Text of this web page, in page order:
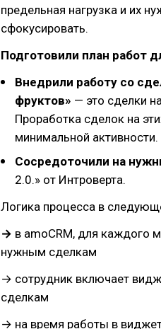
предельная нагрузка и их
сфокусировать.
Подготовили план работ
Внедрили работу со
фруктов» — это сделки
Проработка сделок на
минимальной активности.
Сосредоточили на
2.0.» от Интроверта.
Логика процесса в
→ в amoCRM, для каждого
нужным сделкам
→ сотрудник включает
сделкам
→ на время работы в